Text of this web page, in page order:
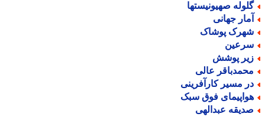
صهیونیستها
جهانی
پوشاک
پوشش
عالی
مسیر کارآفرینی
فوق سبک
عبدالهی